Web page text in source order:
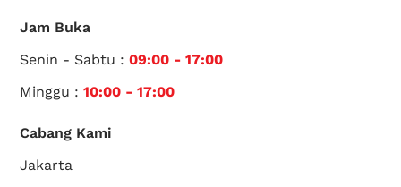
Jam Buka
Senin - Sabtu :09:00 - 17:00
Minggu :10:00 - 17:00
Cabang Kami
Jakarta